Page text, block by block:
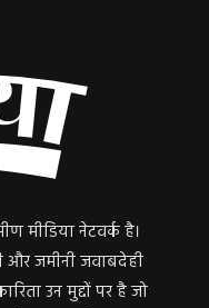
मीडिया नेटवर्क है।
और जमीनी जवाबदेही
उन मुद्दों पर है जो